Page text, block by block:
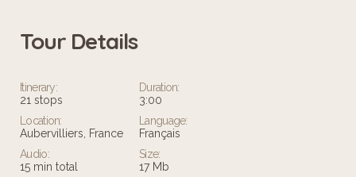
Tour Details
Itinerary:
21 stops
Duration:
3:00
Location:
Aubervilliers, France
Language:
Français
Audio:
15 min total
Size:
17 Mb